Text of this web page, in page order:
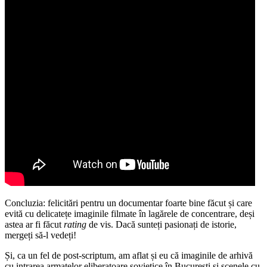
Concluzia: felicitări pentru un documentar foarte bine făcut și care
evită cu delicatețe imaginile filmate în lagărele de concentrare, deși
astea ar fi făcut rating de vis. Dacă sunteți pasionați de istorie,
mergeți să-l vedeți!
Și, ca un fel de post-scriptum, am aflat și eu că imaginile de arhivă